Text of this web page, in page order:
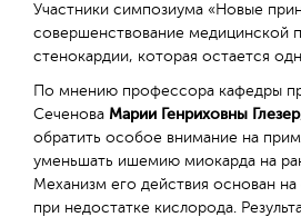
Участники симпозиума «Новые
совершенствование медицинской
стенокардии, которая остается
По мнению профессора кафедры
Сеченова Марии Генриховны Глезер
обратить особое внимание на
уменьшать ишемию миокарда на
Механизм его действия основан
при недостатке кислорода.